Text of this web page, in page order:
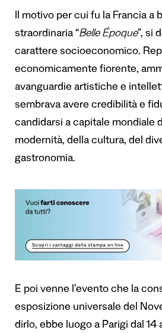
Il motivo per cui fu la Francia a
straordinaria “Belle Époque”, si
carattere socioeconomico.
economicamente fiorente,
avanguardie artistiche e
sembrava avere credibilità e
candidarsi a capitale mondiale
modernità, della cultura, del
gastronomia.
E poi venne l’evento che la
esposizione universale del
dirlo, ebbe luogo a Parigi dal 14